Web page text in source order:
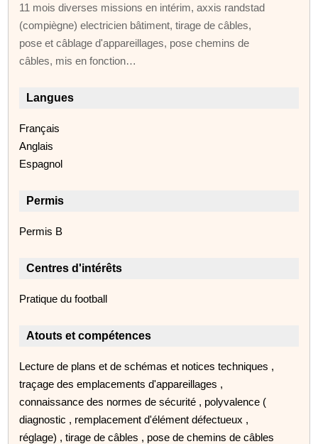
11 mois diverses missions en intérim, axxis randstad
(compiègne) electricien bâtiment, tirage de câbles,
pose et câblage d'appareillages, pose chemins de
câbles, mis en fonction…
Langues
Français
Anglais
Espagnol
Permis
Permis B
Centres d'intérêts
Pratique du football
Atouts et compétences
Lecture de plans et de schémas et notices techniques ,
traçage des emplacements d'appareillages ,
connaissance des normes de sécurité , polyvalence (
diagnostic , remplacement d'élément défectueux ,
réglage) , tirage de câbles , pose de chemins de câbles